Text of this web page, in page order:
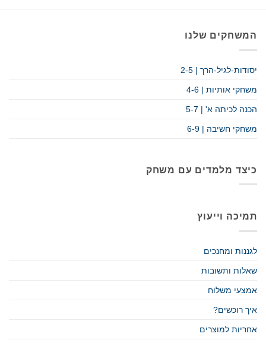
המשחקים שלנו
יסודות-לגיל-הרך | 2-5
משחקי אותיות | 4-6
הכנה לכיתה א' | 5-7
משחקי חשיבה | 6-9
כיצד מלמדים עם משחק
תמיכה וייעוץ
לגננות ומחנכים
שאלות ותשובות
אמצעי משלוח
איך רוכשים?
אחריות למוצרים